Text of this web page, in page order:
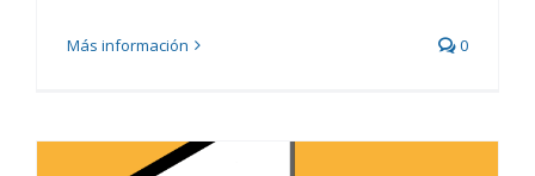
Más información 0